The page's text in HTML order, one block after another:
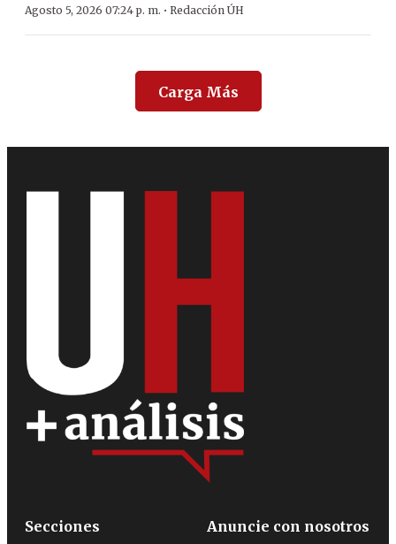
Agosto 5, 2026 07:24 p. m. · Redacción ÚH
Carga Más
Secciones
Anuncie con nosotros